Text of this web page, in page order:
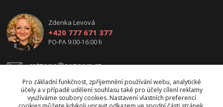
Zdenka Levová
+420 777 671 377
PO-PA 9:00-16:00 h
catzone@seznam.cz
Pro základní funkčnost, zpříjemnění používání webu, analytické
účely a v případě udělení souhlasu také pro účely cílení reklamy
využíváme soubory cookies. Nastavení vlastních preferencí